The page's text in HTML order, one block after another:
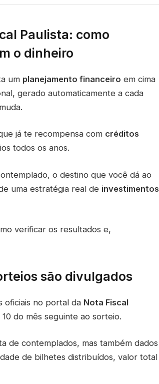
Paulista: como
o dinheiro
um planejamento financeiro em cima
gerado automaticamente a cada
já te recompensa com créditos
todos os anos.
o destino que você dá ao
uma estratégia real de investimentos
verificar os resultados e,
são divulgados
oficiais no portal da Nota Fiscal
do mês seguinte ao sorteio.
de contemplados, mas também dados
de bilhetes distribuídos, valor total